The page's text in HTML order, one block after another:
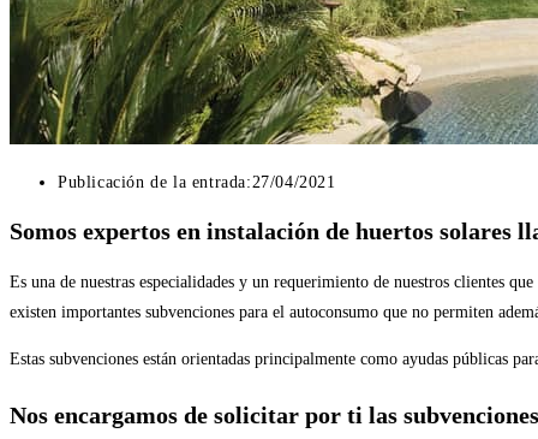
Publicación de la entrada:27/04/2021
Somos expertos en instalación de huertos solares
Es una de nuestras especialidades y un requerimiento de nuestros clientes
existen importantes subvenciones para el autoconsumo que no permiten
Estas subvenciones están orientadas principalmente como ayudas públicas
Nos encargamos de solicitar por ti las